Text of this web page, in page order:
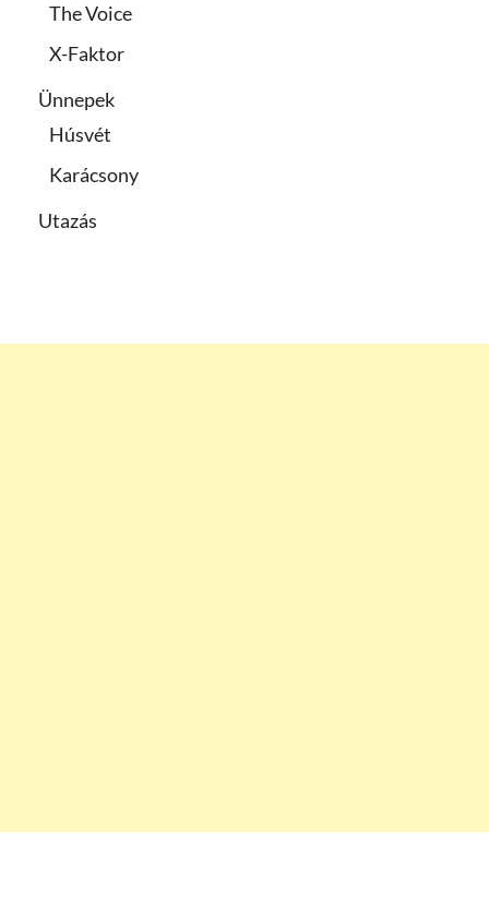
The Voice
X-Faktor
Ünnepek
Húsvét
Karácsony
Utazás